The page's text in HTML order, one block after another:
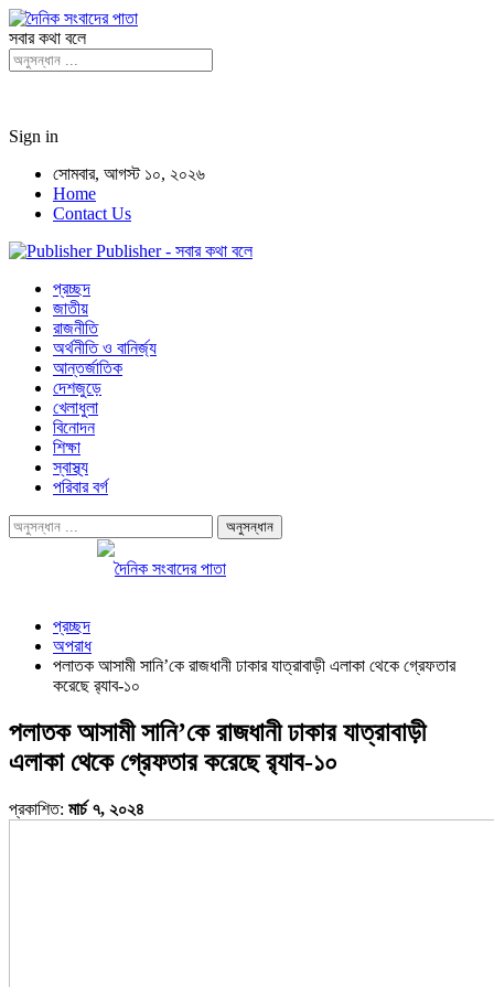
সবার কথা বলে
Sign in
সোমবার, আগস্ট ১০, ২০২৬
Home
Contact Us
Publisher - সবার কথা বলে
প্রচ্ছদ
জাতীয়
রাজনীতি
অর্থনীতি ও বানির্জ্য
আন্তর্জাতিক
দেশজুড়ে
খেলাধুলা
বিনোদন
শিক্ষা
স্বাস্থ্য
পরিবার বর্গ
প্রচ্ছদ
অপরাধ
পলাতক আসামী সানি’কে রাজধানী ঢাকার যাত্রাবাড়ী এলাকা থেকে গ্রেফতার
করেছে র‌্যাব-১০
পলাতক আসামী সানি’কে রাজধানী ঢাকার যাত্রাবাড়ী
এলাকা থেকে গ্রেফতার করেছে র‌্যাব-১০
প্রকাশিত: মার্চ ৭, ২০২৪